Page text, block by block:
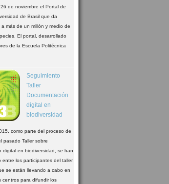
de noviembre el Portal de
de Brasil que da
más de un millón y medio de
El portal, desarrollado
de la Escuela Politécnica
Seguimiento
Taller
Documentación
digital en
biodiversidad
como parte del proceso de
pasado Taller sobre
digital en biodiversidad, se han
entre los participantes del taller
se están llevando a cabo en
centros para difundir los